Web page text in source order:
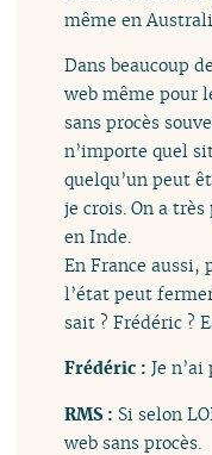
même en
Dans beaucoup
web même pour
sans procès
n’importe quel
quelqu’un peut
je crois. On a
en Inde.
En France aussi,
l’état peut
sait ? Frédéric ?
Frédéric : Je
RMS : Si selon
web sans procès.